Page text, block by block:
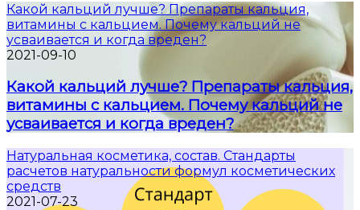
Какой кальций лучше? Препараты кальция,
витамины с кальцием. Почему кальций не
усваивается и когда вреден?
2021-09-10
Какой кальций лучше? Препараты кальция,
витамины с кальцием. Почему кальций не
усваивается и когда вреден?
Натуральная косметика, состав. Стандарты
расчетов натуральности формул косметических
средств
2021-07-23